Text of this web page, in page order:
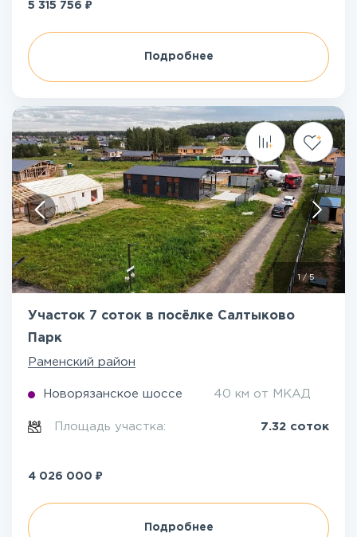
5 315 756 ₽
Подробнее
/5
Участок 7 соток в посёлке Салтыково
Парк
Раменский район
Новорязанское шоссе 40 км от МКАД
Площадь участка: 7.32 соток
4 026 000 ₽
Подробнее